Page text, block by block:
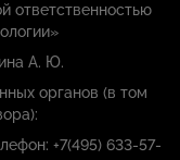
ответственностью
А. Ю.
органов (в том
+7(495) 633-57-